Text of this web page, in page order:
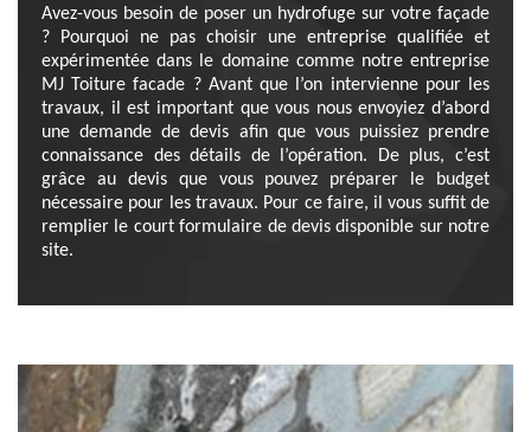
Avez-vous besoin de poser un hydrofuge sur votre façade
? Pourquoi ne pas choisir une entreprise qualifiée et
expérimentée dans le domaine comme notre entreprise
MJ Toiture facade ? Avant que l’on intervienne pour les
travaux, il est important que vous nous envoyiez d’abord
une demande de devis afin que vous puissiez prendre
connaissance des détails de l’opération. De plus, c’est
grâce au devis que vous pouvez préparer le budget
nécessaire pour les travaux. Pour ce faire, il vous suffit de
remplier le court formulaire de devis disponible sur notre
site.